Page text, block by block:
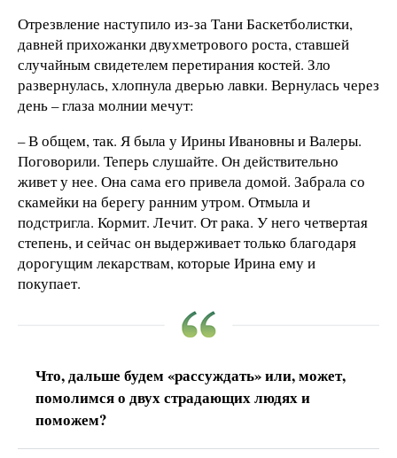
Отрезвление наступило из-за Тани Баскетболистки,
давней прихожанки двухметрового роста, ставшей
случайным свидетелем перетирания костей. Зло
развернулась, хлопнула дверью лавки. Вернулась через
день – глаза молнии мечут:
– В общем, так. Я была у Ирины Ивановны и Валеры.
Поговорили. Теперь слушайте. Он действительно
живет у нее. Она сама его привела домой. Забрала со
скамейки на берегу ранним утром. Отмыла и
подстригла. Кормит. Лечит. От рака. У него четвертая
степень, и сейчас он выдерживает только благодаря
дорогущим лекарствам, которые Ирина ему и
покупает.
Что, дальше будем «рассуждать» или, может,
помолимся о двух страдающих людях и
поможем?